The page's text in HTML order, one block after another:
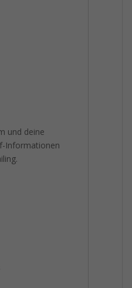
und deine
Informationen